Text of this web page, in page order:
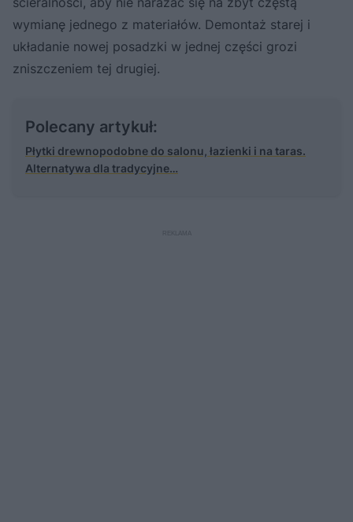
wymianę jednego z materiałów. Demontaż starej i
układanie nowej posadzki w jednej części grozi
zniszczeniem tej drugiej.
Polecany artykuł:
Płytki drewnopodobne do salonu, łazienki i na taras.
Alternatywa dla tradycyjne…